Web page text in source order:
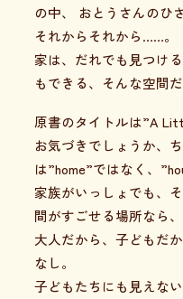
の中、 おとうさんのひ
それからそれから……。
家は、だれでも見つけ
もできる、そんな空間だ
原書のタイトルは”A
お気づきでしょうか、
は”home”ではなく、
家族がいっしょでも、
間がすごせる場所なら、
大人だから、子どもだ
なし。
子どもたちにも見えな